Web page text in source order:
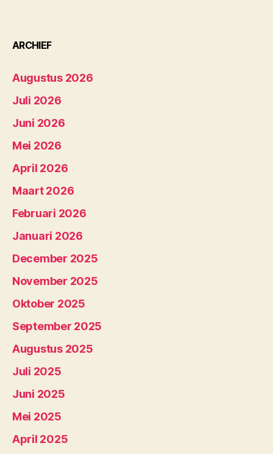
ARCHIEF
Augustus 2026
Juli 2026
Juni 2026
Mei 2026
April 2026
Maart 2026
Februari 2026
Januari 2026
December 2025
November 2025
Oktober 2025
September 2025
Augustus 2025
Juli 2025
Juni 2025
Mei 2025
April 2025